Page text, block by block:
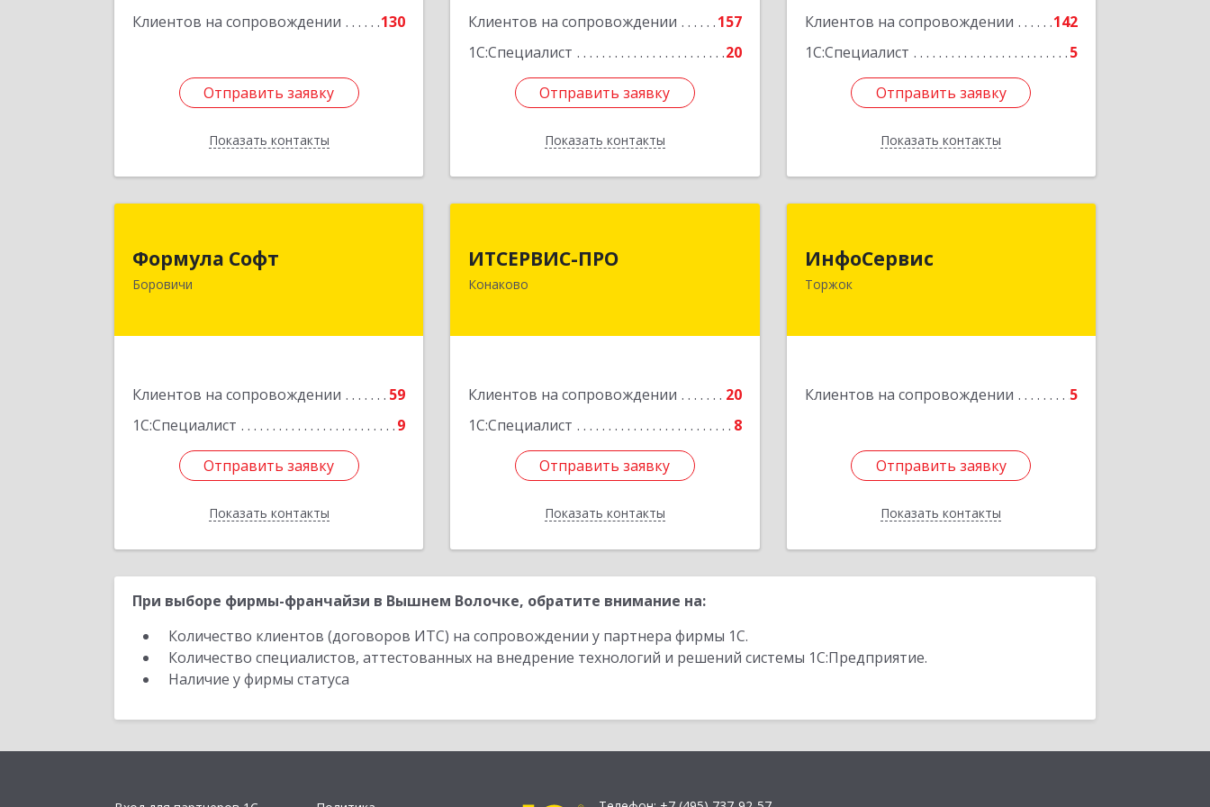
Клиентов на сопровождении 130
Отправить заявку
Показать контакты
Отправить заявку
Назад
Клиентов на сопровождении
157
1С:Специалист
20
Отправить заявку
Показать контакты
Отправить заявку
Назад
Клиентов на сопровождении
142
1С:Специалист
5
Отправить заявку
Показать контакты
Отправить заявку
Назад
Формула Софт
Боровичи
Клиентов на сопровождении
59
1С:Специалист
9
Отправить заявку
Показать контакты
174411, Новгородская обл,
Отправить заявку
Назад
ИТСЕРВИС-ПРО
Конаково
Клиентов на сопровождении
20
1С:Специалист
8
Отправить заявку
Показать контакты
н, Конаково г, Учебная ул, дом № 17,
Отправить заявку
Назад
ИнфоСервис
Торжок
Клиентов на сопровождении 5
Отправить заявку
Показать контакты
172002, Тверская обл, Торжок г,
Подробнее
Отправить заявку
Назад
При выборе фирмы-франчайзи в Вышнем Волочке, обратите внимание на:
Количество клиентов (договоров ИТС) на сопровождении у партнера фирмы 1С.
Количество специалистов, аттестованных на внедрение технологий и решений системы 1С:Предприятие.
Наличие у фирмы статуса